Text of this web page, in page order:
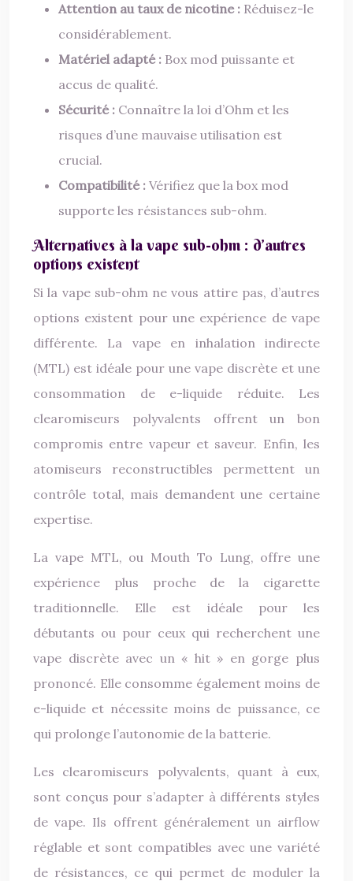
Attention au taux de nicotine : Réduisez-le
considérablement.
Matériel adapté : Box mod puissante et
accus de qualité.
Sécurité : Connaître la loi d’Ohm et les
risques d’une mauvaise utilisation est
crucial.
Compatibilité : Vérifiez que la box mod
supporte les résistances sub-ohm.
Alternatives à la vape sub-ohm : d’autres
options existent
Si la vape sub-ohm ne vous attire pas, d’autres
options existent pour une expérience de vape
différente. La vape en inhalation indirecte
(MTL) est idéale pour une vape discrète et une
consommation de e-liquide réduite. Les
clearomiseurs polyvalents offrent un bon
compromis entre vapeur et saveur. Enfin, les
atomiseurs reconstructibles permettent un
contrôle total, mais demandent une certaine
expertise.
La vape MTL, ou Mouth To Lung, offre une
expérience plus proche de la cigarette
traditionnelle. Elle est idéale pour les
débutants ou pour ceux qui recherchent une
vape discrète avec un « hit » en gorge plus
prononcé. Elle consomme également moins de
e-liquide et nécessite moins de puissance, ce
qui prolonge l’autonomie de la batterie.
Les clearomiseurs polyvalents, quant à eux,
sont conçus pour s’adapter à différents styles
de vape. Ils offrent généralement un airflow
réglable et sont compatibles avec une variété
de résistances, ce qui permet de moduler la